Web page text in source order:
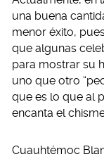
una buena
menor éxito,
que algunas
para mostrar su
uno que otro
que es lo que al
encanta el
Cuauhtémoc